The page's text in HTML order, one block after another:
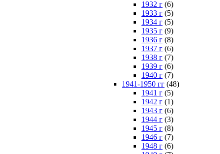
1932 г (6)
1933 г (5)
1934 г (5)
1935 г (9)
1936 г (8)
1937 г (6)
1938 г (7)
1939 г (6)
1940 г (7)
1941-1950 гг (48)
1941 г (5)
1942 г (1)
1943 г (6)
1944 г (3)
1945 г (8)
1946 г (7)
1948 г (6)